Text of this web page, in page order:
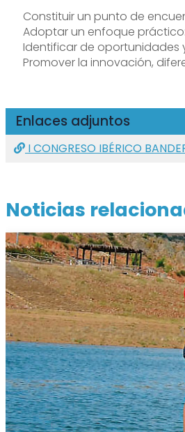
Constituir un punto de
Adoptar un enfoque
Identificar de oportunidades
Promover la innovación,
Enlaces adjuntos
I CONGRESO IBÉRICO
Noticias